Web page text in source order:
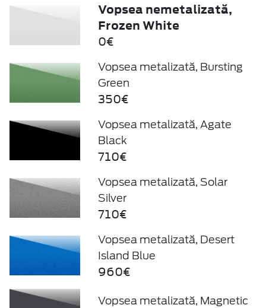
Vopsea nemetalizată,
Frozen White
0€
Vopsea metalizată, Bursting
Green
350€
Vopsea metalizată, Agate
Black
710€
Vopsea metalizată, Solar
Silver
710€
Vopsea metalizată, Desert
Island Blue
960€
Vopsea metalizată, Magnetic